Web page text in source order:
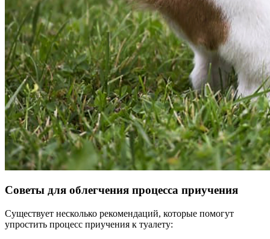
Советы для облегчения процесса приучения
Существует несколько рекомендаций, которые помогут
упростить процесс приучения к туалету: